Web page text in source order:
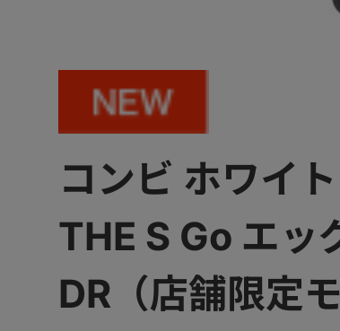
コンビ ホワイ
THE S Go エッ
DR（店舗限定